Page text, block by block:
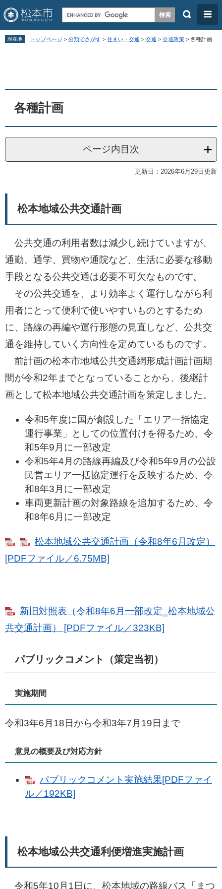
ペ
先
メ
を
本
検
メ
ニ
ュ
現在地 トップページ > 分類でさがす > 住まい・交通 > 交通 > 交通政策 > 各種計画
各種計画
ページ内目次
更新日：2026年6月29日更新
松本地域公共交通計画
公共交通の利用者数は減少し続けていますが、
通勤、通学、買物や通院など、生活に必要な移動
手段となる公共交通は必要不可欠なものです。
その公共交通を、より効率よく運行しながら利
用者にとって便利で使いやすいものとするため
に、路線の再編や運行形態の見直しなど、公共交
通を維持していく方向性を定めているものです。
前計画の松本市地域公共交通網形成計画計画期
間が令和2年までとなっていることから、後継計
画として松本地域公共交通計画を策定しました。
令和5年度に国が創設した「エリア一括協定
運行事業」としての位置付けを得るため、令
和5年9月に一部改定
令和5年4月の路線再編及び令和5年9月の公設
民営エリア一括協定運行を反映するため、令
和8年3月に一部改定
車両更新計画の対象路線を追加するため、令
和8年6月に一部改定
松本地域公共交通計画（令和8年6月改定）
[PDFファイル／6.75MB]
新旧対照表（令和8年6月一部改定_松本地域公
共交通計画） [PDFファイル／323KB]
パブリックコメント（策定当初）
実施期間
令和3年6月18日から令和3年7月19日まで
意見の概要及び対応方針
パブリックコメント実施結果[PDFファイ
ル／192KB]
松本地域公共交通利便増進実施計画
令和5年10月1日に、松本地域の路線バス「まつ